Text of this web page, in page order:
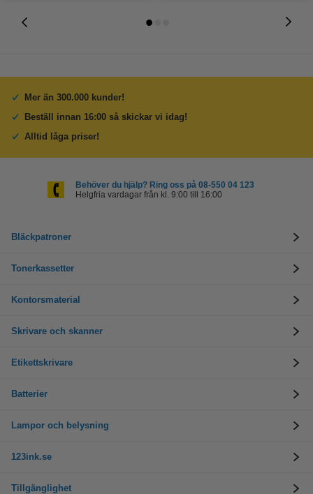
Mer än 300.000 kunder!
Beställ innan 16:00 så skickar vi idag!
Alltid låga priser!
Behöver du hjälp? Ring oss på 08-550 04 123
Helgfria vardagar från kl. 9:00 till 16:00
Bläckpatroner
Tonerkassetter
Kontorsmaterial
Skrivare och skanner
Etikettskrivare
Batterier
Lampor och belysning
123ink.se
Tillgänglighet